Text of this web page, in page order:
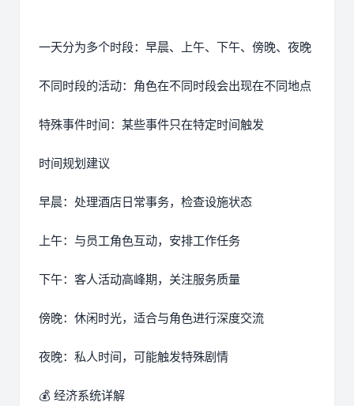
一天分为多个时段：早晨、上午、下午、傍晚、夜晚
不同时段的活动：角色在不同时段会出现在不同地点
特殊事件时间：某些事件只在特定时间触发
时间规划建议
早晨：处理酒店日常事务，检查设施状态
上午：与员工角色互动，安排工作任务
下午：客人活动高峰期，关注服务质量
傍晚：休闲时光，适合与角色进行深度交流
夜晚：私人时间，可能触发特殊剧情
💰 经济系统详解